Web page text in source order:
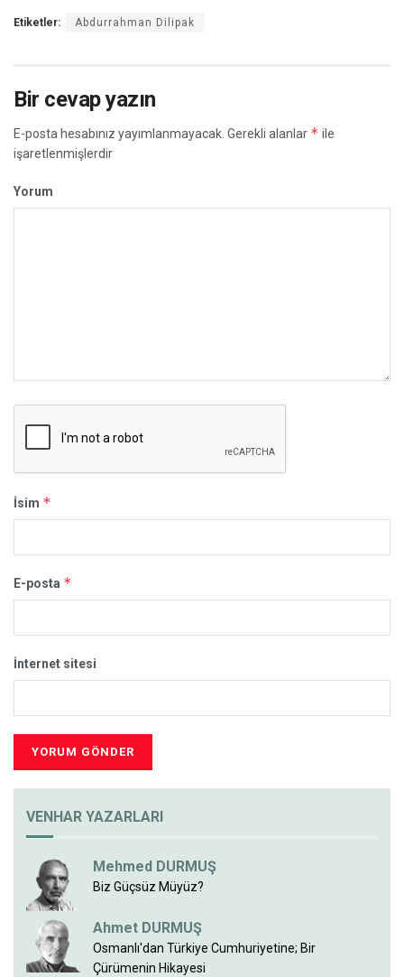
Etiketler: Abdurrahman Dilipak
Bir cevap yazın
E-posta hesabınız yayımlanmayacak. Gerekli alanlar * ile
işaretlenmişlerdir
Yorum
İsim *
E-posta *
İnternet sitesi
VENHAR YAZARLARI
Mehmed DURMUŞ
Biz Güçsüz Müyüz?
Ahmet DURMUŞ
Osmanlı'dan Türkiye Cumhuriyetine; Bir
Çürümenin Hikayesi